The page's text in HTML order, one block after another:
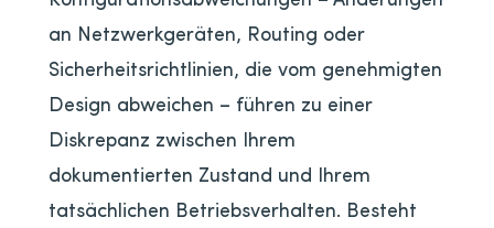
an Netzwerkgeräten, Routing oder
Sicherheitsrichtlinien, die vom genehmigten
Design abweichen – führen zu einer
Diskrepanz zwischen Ihrem
dokumentierten Zustand und Ihrem
tatsächlichen Betriebsverhalten. Besteht